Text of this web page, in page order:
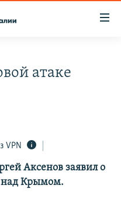
СОПРОТИВЛЕНИЯ
атаке
VPN
Аксенов заявил о
над Крымом.